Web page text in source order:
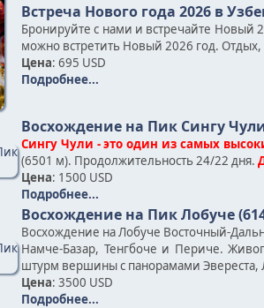
Встреча Нового года 2026 в
Бронируйте с нами и встречайте
можно встретить Новый 2026 год. Отдых,
Цена: 695 USD
Подробнее...
Восхождение на Пик Сингу
Сингу Чули - это один из самых
(6501 м). Продолжительность 24/22 дня.
Цена: 1500 USD
Подробнее...
Восхождение на Пик Лобуче
Восхождение на Лобуче Восточный-
Намче-Базар, Тенгбоче и Периче.
штурм вершины с панорамами Эвереста,
Цена: 3500 USD
Подробнее...